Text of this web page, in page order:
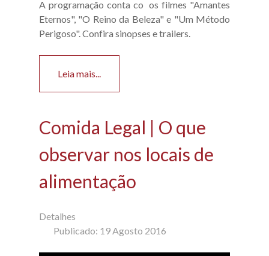
A programação conta co os filmes "Amantes
Eternos", "O Reino da Beleza" e "Um Método
Perigoso". Confira sinopses e trailers.
Leia mais...
Comida Legal | O que
observar nos locais de
alimentação
Detalhes
Publicado: 19 Agosto 2016